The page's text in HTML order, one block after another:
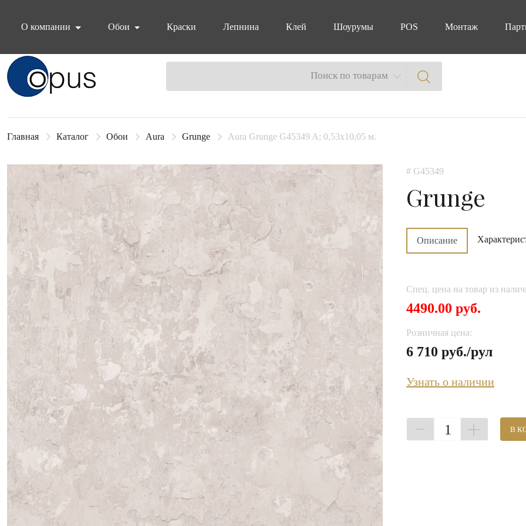
О компании
Обои Краски Лепнина Клей Шоурумы POS Монтаж
Блок поиска Поиск по товарам
Главная Каталог Обои Aura Grunge Aura Grunge G45349 A; 0,53х10,05 м.
# G45349
Grunge
Описание
Спец. цена на товар из
4490.00 руб.
Розничная цена:
6 710 руб./рул
Узнать о наличии
1 В